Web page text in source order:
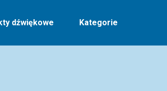
dźwiękowe Kategorie